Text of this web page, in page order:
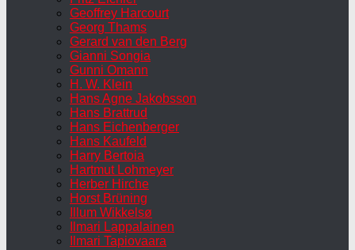
Geoffrey Harcourt
Georg Thams
Gerard van den Berg
Gianni Songia
Gunni Omann
H. W. Klein
Hans Agne Jakobsson
Hans Brattrud
Hans Eichenberger
Hans Kaufeld
Harry Bertoia
Hartmut Lohmeyer
Herber Hirche
Horst Brüning
Illum Wikkelsø
Ilmari Lappalainen
Ilmari Tapiovaara